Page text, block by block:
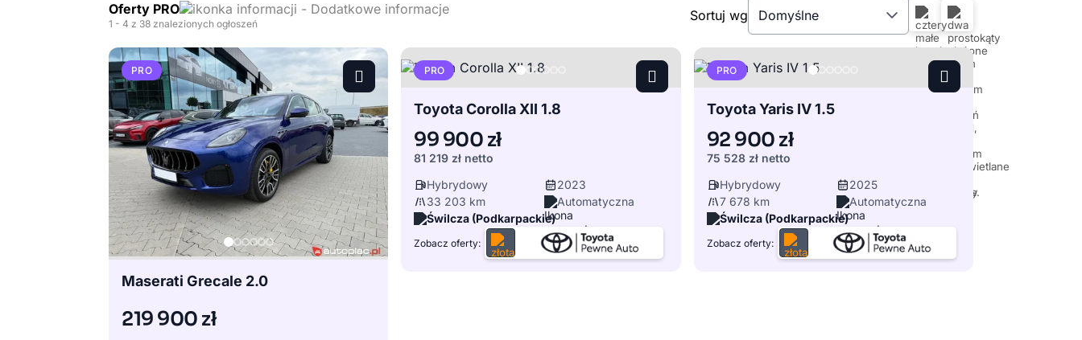
Oferty PRO
1 - 4 z 38 znalezionych ogłoszeń
Sortuj wg Domyślne
PRO
Maserati Grecale 2.0
219 900 zł
PRO
Toyota Corolla XII 1.8
99 900 zł
81 219 zł netto
Hybrydowy
2023
33 203 km
Automatyczna
Świlcza (Podkarpackie)
Zobacz oferty:
PRO
Toyota Yaris IV 1.5
92 900 zł
75 528 zł netto
Hybrydowy
2025
7 678 km
Automatyczna
Świlcza (Podkarpackie)
Zobacz oferty: